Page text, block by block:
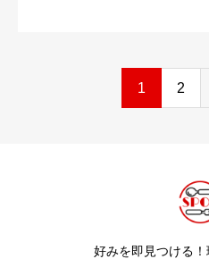
1 2
好みを即見つける！